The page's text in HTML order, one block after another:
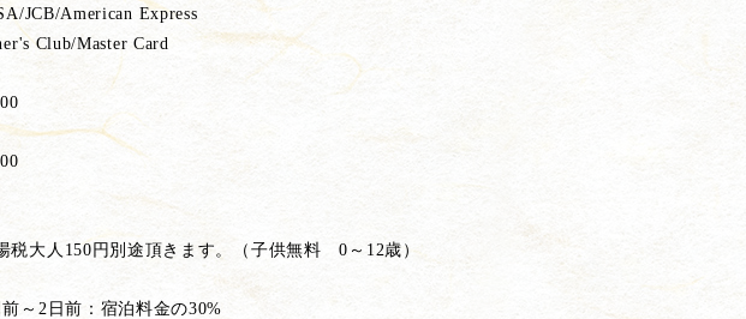
JCB/American Express
Club/Master Card
税大人150円別途頂きます。（子供無料 0～12歳）
～2日前：宿泊料金の30%